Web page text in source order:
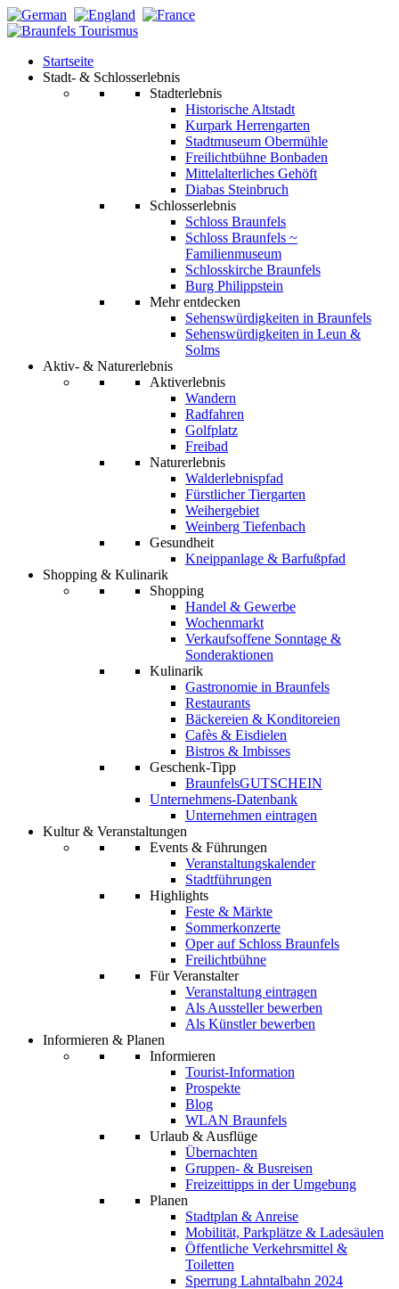
Startseite
Stadt- & Schlosserlebnis
Stadterlebnis
Historische Altstadt
Kurpark Herrengarten
Stadtmuseum Obermühle
Freilichtbühne Bonbaden
Mittelalterliches Gehöft
Diabas Steinbruch
Schlosserlebnis
Schloss Braunfels
Schloss Braunfels ~
Familienmuseum
Schlosskirche Braunfels
Burg Philippstein
Mehr entdecken
Sehenswürdigkeiten in Braunfels
Sehenswürdigkeiten in Leun &
Solms
Aktiv- & Naturerlebnis
Aktiverlebnis
Wandern
Radfahren
Golfplatz
Freibad
Naturerlebnis
Walderlebnispfad
Fürstlicher Tiergarten
Weihergebiet
Weinberg Tiefenbach
Gesundheit
Kneippanlage & Barfußpfad
Shopping & Kulinarik
Shopping
Handel & Gewerbe
Wochenmarkt
Verkaufsoffene Sonntage &
Sonderaktionen
Kulinarik
Gastronomie in Braunfels
Restaurants
Bäckereien & Konditoreien
Cafès & Eisdielen
Bistros & Imbisses
Geschenk-Tipp
BraunfelsGUTSCHEIN
Unternehmens-Datenbank
Unternehmen eintragen
Kultur & Veranstaltungen
Events & Führungen
Veranstaltungskalender
Stadtführungen
Highlights
Feste & Märkte
Sommerkonzerte
Oper auf Schloss Braunfels
Freilichtbühne
Für Veranstalter
Veranstaltung eintragen
Als Aussteller bewerben
Als Künstler bewerben
Informieren & Planen
Informieren
Tourist-Information
Prospekte
Blog
WLAN Braunfels
Urlaub & Ausflüge
Übernachten
Gruppen- & Busreisen
Freizeittipps in der Umgebung
Planen
Stadtplan & Anreise
Mobilität, Parkplätze & Ladesäulen
Öffentliche Verkehrsmittel &
Toiletten
Sperrung Lahntalbahn 2024